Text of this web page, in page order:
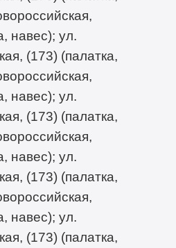
навес); ул.
(173) (палатка,
навес); ул.
(173) (палатка,
навес); ул.
(173) (палатка,
навес); ул.
(173) (палатка,